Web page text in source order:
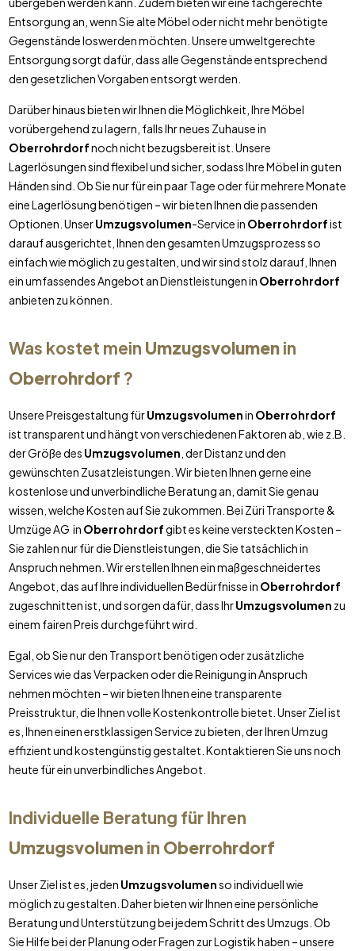
Entsorgung an, wenn Sie alte Möbel oder nicht mehr benötigte
Gegenstände loswerden möchten. Unsere umweltgerechte
Entsorgung sorgt dafür, dass alle Gegenstände entsprechend
den gesetzlichen Vorgaben entsorgt werden.
Darüber hinaus bieten wir Ihnen die Möglichkeit, Ihre Möbel
vorübergehend zu lagern, falls Ihr neues Zuhause in
Oberrohrdorfnoch nicht bezugsbereit ist. Unsere
Lagerlösungen sind flexibel und sicher, sodass Ihre Möbel in guten
Händen sind. Ob Sie nur für ein paar Tage oder für mehrere Monate
eine Lagerlösung benötigen – wir bieten Ihnen die passenden
Optionen. UnserUmzugsvolumen-Service in Oberrohrdorfist
darauf ausgerichtet, Ihnen den gesamten Umzugsprozess so
einfach wie möglich zu gestalten, und wir sind stolz darauf, Ihnen
ein umfassendes Angebot an Dienstleistungen in Oberrohrdorf
anbieten zu können.
Was kostet mein Umzugsvolumenin
Oberrohrdorf ?
Unsere Preisgestaltung fürUmzugsvolumenin Oberrohrdorf
ist transparent und hängt von verschiedenen Faktoren ab, wie z.B.
der Größe des Umzugsvolumen , der Distanz und den
gewünschten Zusatzleistungen. Wir bieten Ihnen gerne eine
kostenlose und unverbindliche Beratung an, damit Sie genau
wissen, welche Kosten auf Sie zukommen. Bei Züri Transporte &
Umzüge AG in Oberrohrdorfgibt es keine versteckten Kosten –
Sie zahlen nur für die Dienstleistungen, die Sie tatsächlich in
Anspruch nehmen. Wir erstellen Ihnen ein maßgeschneidertes
Angebot, das auf Ihre individuellen Bedürfnisse in Oberrohrdorf
zugeschnitten ist, und sorgen dafür, dass IhrUmzugsvolumen zu
einem fairen Preis durchgeführt wird.
Egal, ob Sie nur den Transport benötigen oder zusätzliche
Services wie das Verpacken oder die Reinigung in Anspruch
nehmen möchten – wir bieten Ihnen eine transparente
Preisstruktur, die Ihnen volle Kostenkontrolle bietet. Unser Ziel ist
es, Ihnen einen erstklassigen Service zu bieten, der Ihren Umzug
effizient und kostengünstig gestaltet. Kontaktieren Sie uns noch
heute für ein unverbindliches Angebot.
Individuelle Beratung für Ihren
Umzugsvolumenin Oberrohrdorf
Unser Ziel ist es, jeden Umzugsvolumenso individuell wie
möglich zu gestalten. Daher bieten wir Ihnen eine persönliche
Beratung und Unterstützung bei jedem Schritt des Umzugs. Ob
Sie Hilfe bei der Planung oder Fragen zur Logistik haben – unsere